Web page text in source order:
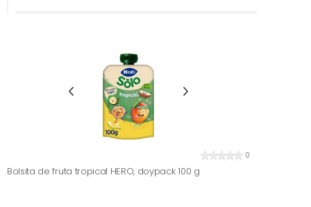
0
Bolsita de fruta tropical HERO, doypack 100 g